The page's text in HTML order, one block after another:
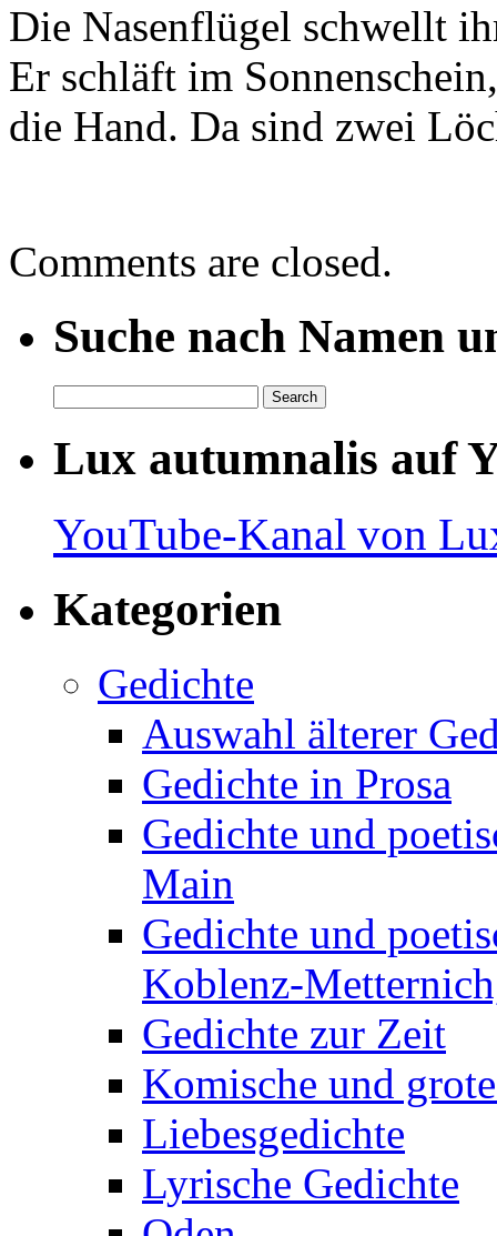
Die Nasenflügel schwellt
Er schläft im
die Hand. Da sind zwei
Comments are closed.
Suche nach Namen
Lux autumnalis auf
YouTube-Kanal von
Kategorien
Gedichte
Auswahl älterer
Gedichte in Prosa
Gedichte und
Main
Gedichte und
Koblenz-
Gedichte zur Zeit
Komische und
Liebesgedichte
Lyrische Gedichte